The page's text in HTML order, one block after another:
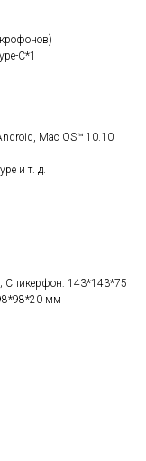
C*1
Mac OS™ 10.10
и т. д.
143*143*75
мм